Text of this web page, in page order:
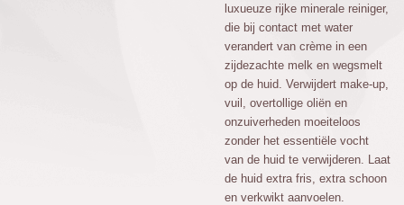
luxueuze rijke minerale reiniger,
die bij contact met water
verandert van crème in een
zijdezachte melk en wegsmelt
op de huid. Verwijdert make-up,
vuil, overtollige oliën en
onzuiverheden moeiteloos
zonder het essentiële vocht
van de huid te verwijderen. Laat
de huid extra fris, extra schoon
en verkwikt aanvoelen.